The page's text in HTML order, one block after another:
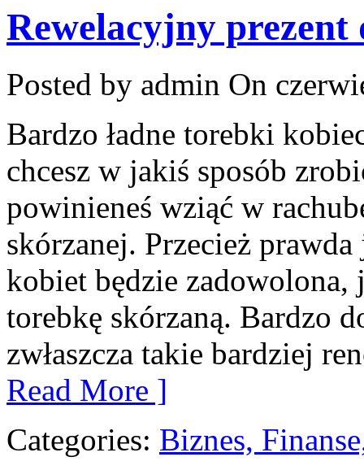
Rewelacyjny
Posted by admin On
Bardzo ładne torebki
chcesz w jakiś sposób
powinieneś wziąć w
skórzanej. Przecież
kobiet będzie zadowolona,
torebkę skórzaną. Bardzo
zwłaszcza takie bardziej
Read More ]
Categories: Biznes,